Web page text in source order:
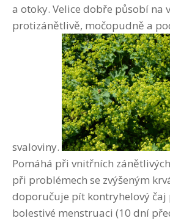
a otoky. Velice dobře působí na
protizánětlivě, močopudně a
svaloviny.
Pomáhá při vnitřních
při problémech se zvýšeným
doporučuje pít kontryhelový čaj
bolestivé menstruaci (10 dní